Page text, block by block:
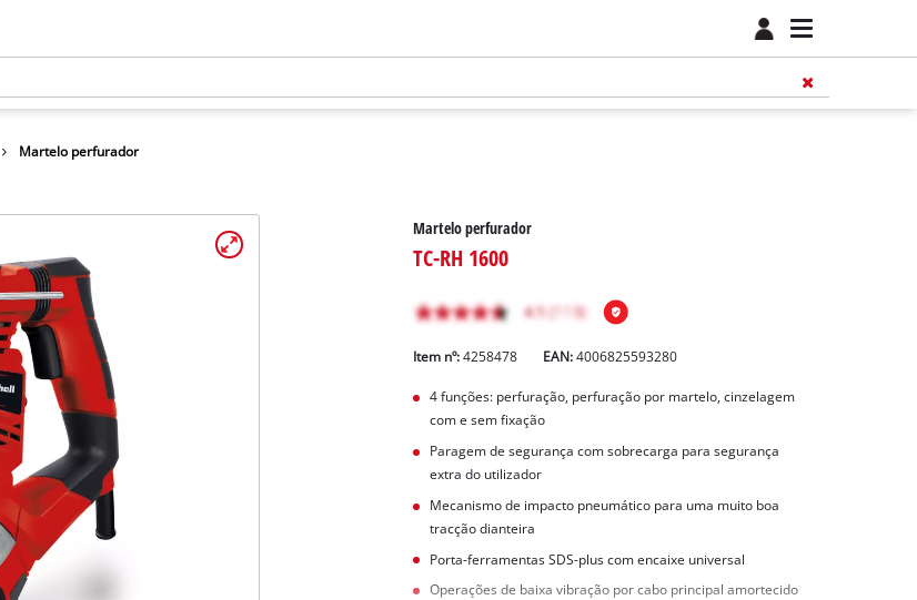
Martelo perfurador
Martelo perfurador
TC-RH 1600
Item nº: 4258478 EAN:4006825593280
4 funções: perfuração, perfuração por martelo, cinzelagem
com e sem fixação
Paragem de segurança com sobrecarga para segurança
extra do utilizador
Mecanismo de impacto pneumático para uma muito boa
tracção dianteira
Porta-ferramentas SDS-plus com encaixe universal
Operações de baixa vibração por cabo principal amortecido